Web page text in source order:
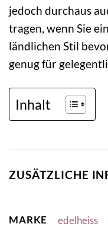
jedoch durchaus
tragen, wenn Sie
ländlichen Stil
genug für
Inhalt
ZUSÄTZLICHE
MARKE edelheiss